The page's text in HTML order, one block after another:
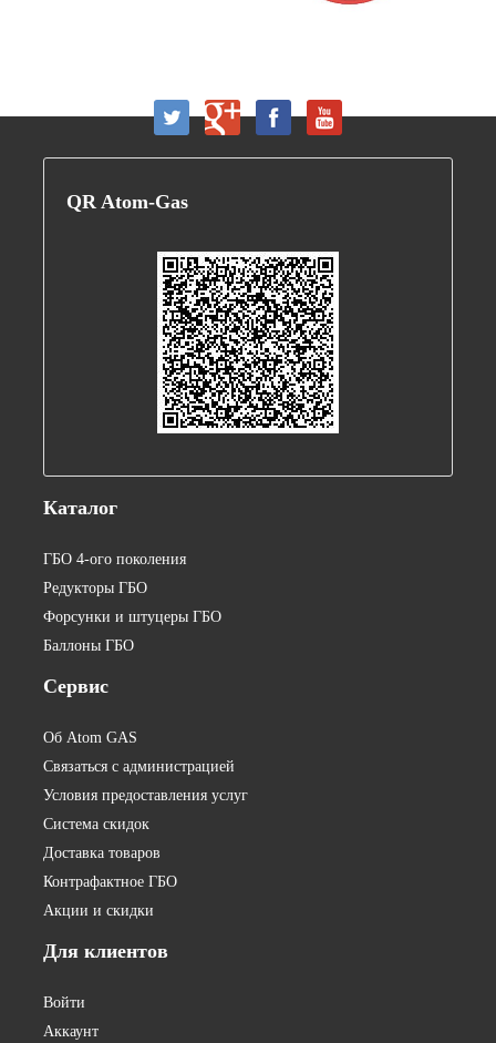
QR Atom-Gas
Каталог
ГБО 4-ого поколения
Редукторы ГБО
Форсунки и штуцеры ГБО
Баллоны ГБО
Сервис
Об Atom GAS
Связаться с администрацией
Условия предоставления услуг
Система скидок
Доставка товаров
Контрафактное ГБО
Акции и скидки
Для клиентов
Войти
Аккаунт